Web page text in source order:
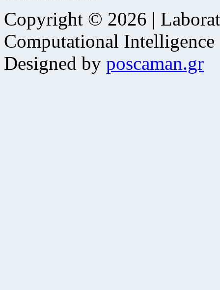
Copyright © 2026 |
Computational Intelligence
Designed by poscaman.gr